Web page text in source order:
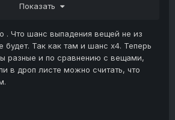
Показать
. Что шанс выпадения вещей не из
Так как там и шанс х4. Теперь
разные и по сравнению с вещами,
в дроп листе можно считать, что